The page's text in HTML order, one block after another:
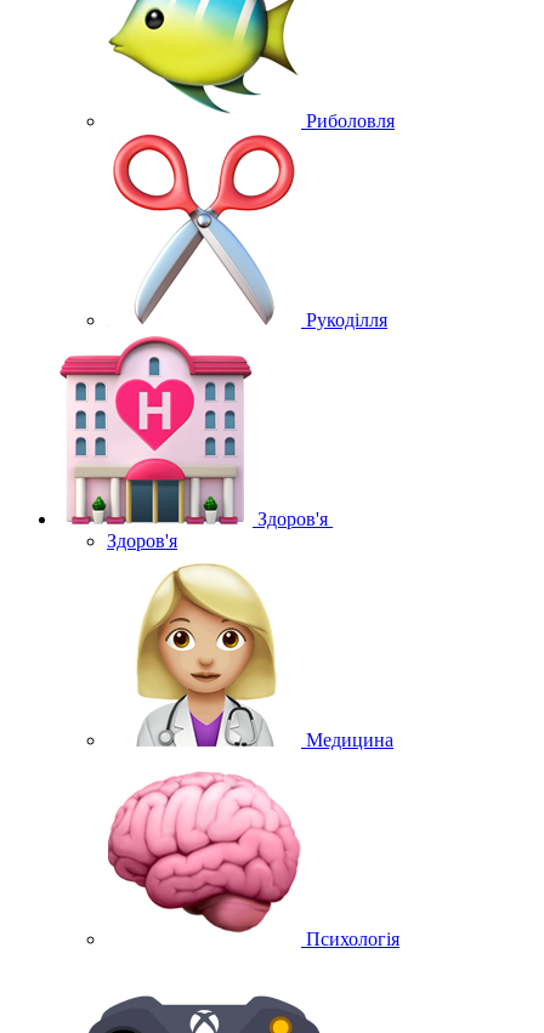
Риболовля
Рукоділля
Здоров'я
Здоров'я
Медицина
Психологія